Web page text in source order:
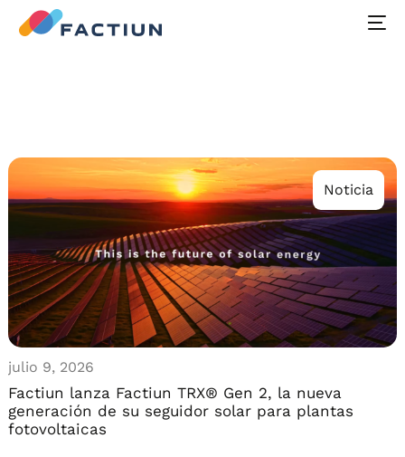
Noticia
julio 9, 2026
Factiun lanza Factiun TRX® Gen 2, la nueva
generación de su seguidor solar para plantas
fotovoltaicas